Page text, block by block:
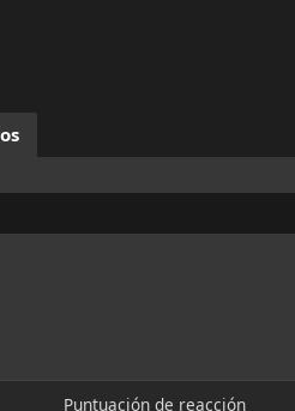
Puntuación de reacción